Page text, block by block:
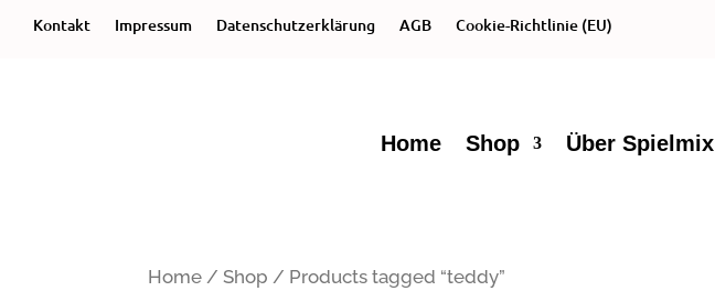
Kontakt Impressum Datenschutzerklärung AGB Cookie-Richtlinie (EU)
Home Shop Über Spielmix
Home /Shop / Products tagged “teddy”